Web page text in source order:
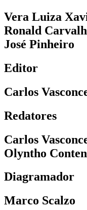
Vera Luiza
Ronald
José Pinheiro
Editor
Carlos
Redatores
Carlos
Olyntho
Diagramador
Marco Scalzo